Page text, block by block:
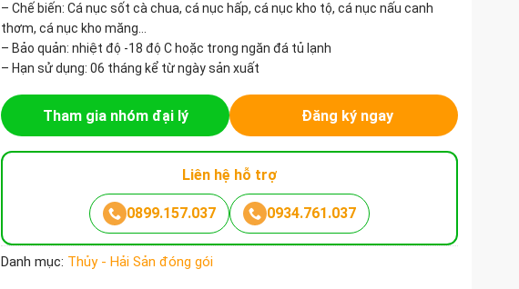
– Chế biến: Cá nục sốt cà chua, cá nục hấp, cá nục kho tộ, cá nục nấu canh
thơm, cá nục kho măng…
– Bảo quản: nhiệt độ -18 độ C hoặc trong ngăn đá tủ lạnh
– Hạn sử dụng: 06 tháng kể từ ngày sản xuất
Tham gia nhóm đại lý Đăng ký ngay
Liên hệ hỗ trợ
0899.157.037 0934.761.037
Danh mục: Thủy - Hải Sản đóng gói